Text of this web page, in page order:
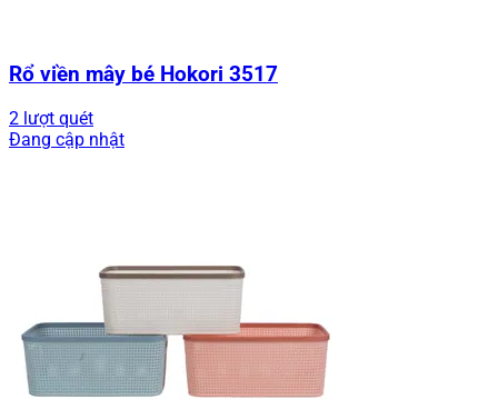
Rổ viền mây bé Hokori 3517
2 lượt quét
Đang cập nhật